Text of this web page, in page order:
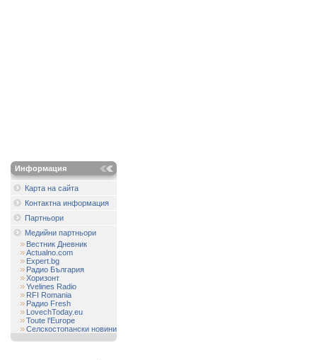
Информация
Карта на сайта
Контактна информация
Партньори
Медийни партньори
Вестник Дневник
Actualno.com
Expert.bg
Радио България
Хоризонт
Yvelines Radio
RFI Romania
Радио Fresh
LovechToday.eu
Toute l'Europe
Селскостопански новини